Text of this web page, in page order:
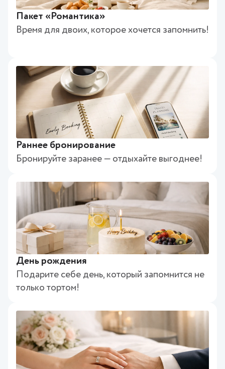
Пакет «Романтика»
Время для двоих, которое хочется запомнить!
Раннее бронирование
Бронируйте заранее — отдыхайте выгоднее!
День рождения
Подарите себе день, который запомнится не
только тортом!